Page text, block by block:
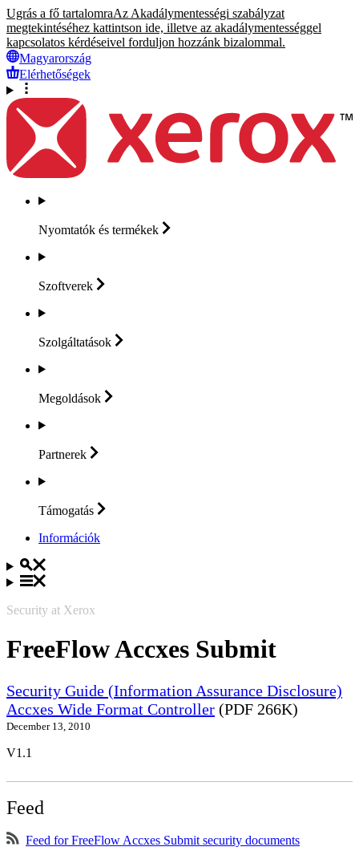
Ugrás a fő tartalomraAz Akadálymentességi szabályzat
megtekintéséhez kattintson ide, illetve az akadálymentességgel
kapcsolatos kérdéseivel forduljon hozzánk bizalommal.
Magyarország
Elérhetőségek
Nyomtatók és termékek
Szoftverek
Szolgáltatások
Megoldások
Partnerek
Támogatás
Információk
Security at Xerox
FreeFlow Accxes Submit
Security Guide (Information Assurance Disclosure)
Accxes Wide Format Controller (PDF 266K)
December 13, 2010
V1.1
Feed
Feed for FreeFlow Accxes Submit security documents